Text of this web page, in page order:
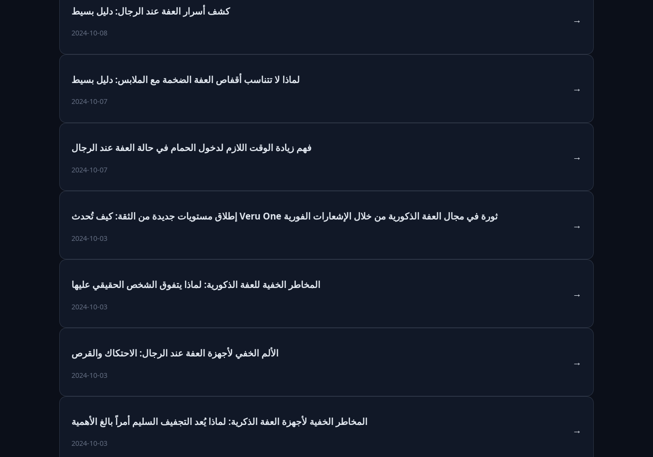
كشف أسرار العفة عند الرجال: دليل بسيط
2024-10-08
→
لماذا لا تتناسب أقفاص العفة الضخمة مع الملابس: دليل بسيط
2024-10-07
→
فهم زيادة الوقت اللازم لدخول الحمام في حالة العفة عند الرجال
2024-10-07
→
إطلاق مستويات جديدة من الثقة: كيف تُحدث Veru One ثورة في مجال العفة الذكورية من خلال الإشعارات الفورية
2024-10-03
→
المخاطر الخفية للعفة الذكورية: لماذا يتفوق الشخص الحقيقي عليها
2024-10-03
→
الألم الخفي لأجهزة العفة عند الرجال: الاحتكاك والقرص
2024-10-03
→
المخاطر الخفية لأجهزة العفة الذكرية: لماذا يُعد التجفيف السليم أمراً بالغ الأهمية
2024-10-03
→